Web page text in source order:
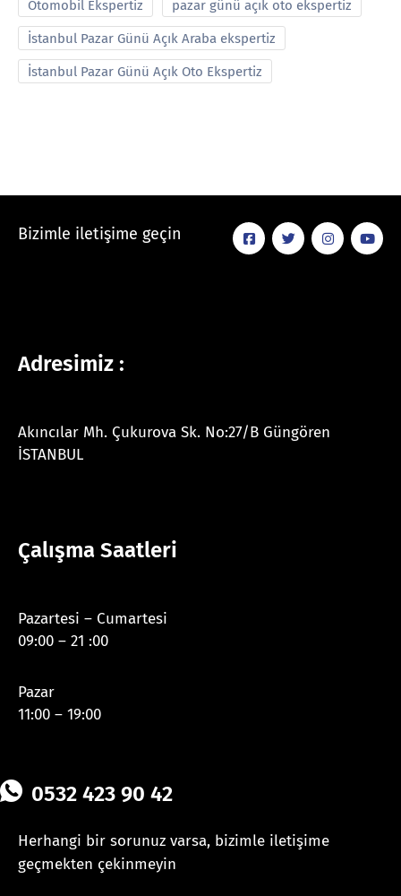
Otomobil Ekspertiz pazar günü açık oto ekspertiz
İstanbul Pazar Günü Açık Araba ekspertiz
İstanbul Pazar Günü Açık Oto Ekspertiz
Bizimle iletişime geçin
Adresimiz :
Akıncılar Mh. Çukurova Sk. No:27/B Güngören
İSTANBUL
Çalışma Saatleri
Pazartesi – Cumartesi
09:00 – 21 :00
Pazar
11:00 – 19:00
0532 423 90 42
Herhangi bir sorunuz varsa, bizimle iletişime
geçmekten çekinmeyin